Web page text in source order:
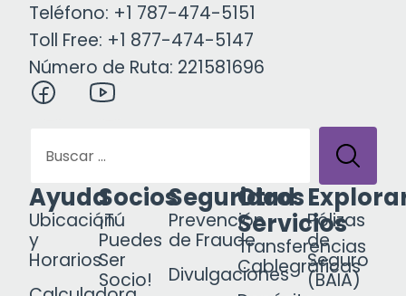
Teléfono: +1 787-474-5151
Toll Free: +1 877-474-5147
Número de Ruta: 221581696
Ayuda
Ubicación
y
Horarios
Socios
¡Tú
Puedes
Ser
Socio!
Seguridad
Prevención
de Fraude
Divulgaciones
Otros
Servicios
Transferencias
Cablegráficas
Pólizas
de
Seguro
(BAIA)